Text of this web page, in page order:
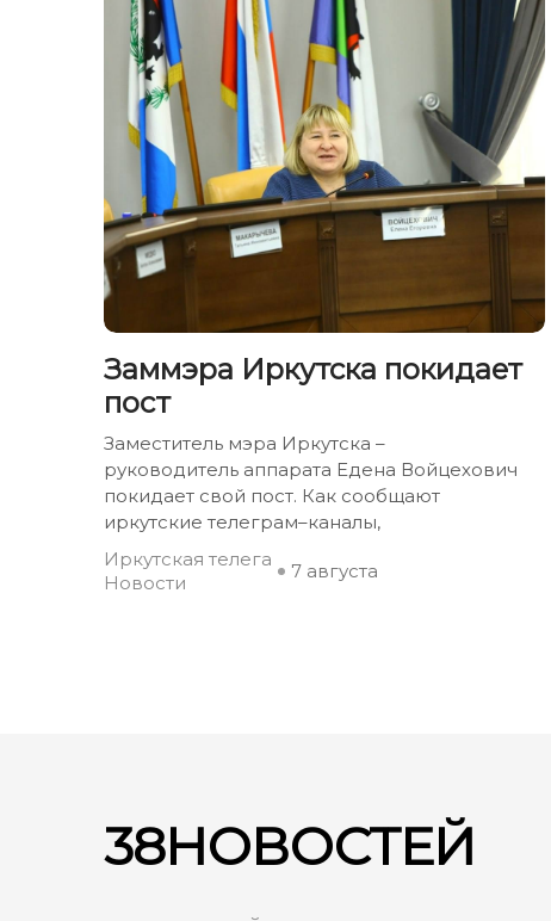
Заммэра Иркутска покидает
пост
Заместитель мэра Иркутска –
руководитель аппарата Едена Войцехович
покидает свой пост. Как сообщают
иркутские телеграм–каналы,
Иркутская телега
Новости
7 августа
38НОВОСТЕЙ